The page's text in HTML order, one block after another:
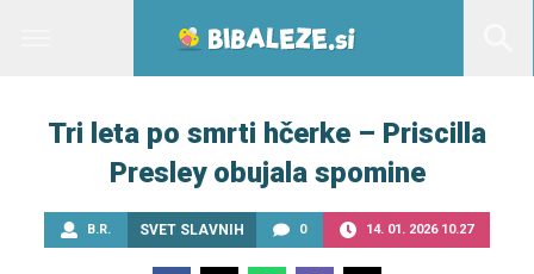
Tri leta po smrti hčerke – Priscilla
Presley obujala spomine
B.R. SVET SLAVNIH 0 14. 01. 2026 10.27